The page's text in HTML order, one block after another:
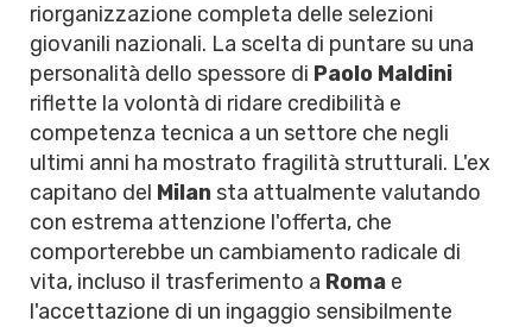
riorganizzazione completa delle selezioni
giovanili nazionali. La scelta di puntare su una
personalità dello spessore di Paolo Maldini
riflette la volontà di ridare credibilità e
competenza tecnica a un settore che negli
ultimi anni ha mostrato fragilità strutturali. L'ex
capitano del Milan sta attualmente valutando
con estrema attenzione l'offerta, che
comporterebbe un cambiamento radicale di
vita, incluso il trasferimento a Roma e
l'accettazione di un ingaggio sensibilmente